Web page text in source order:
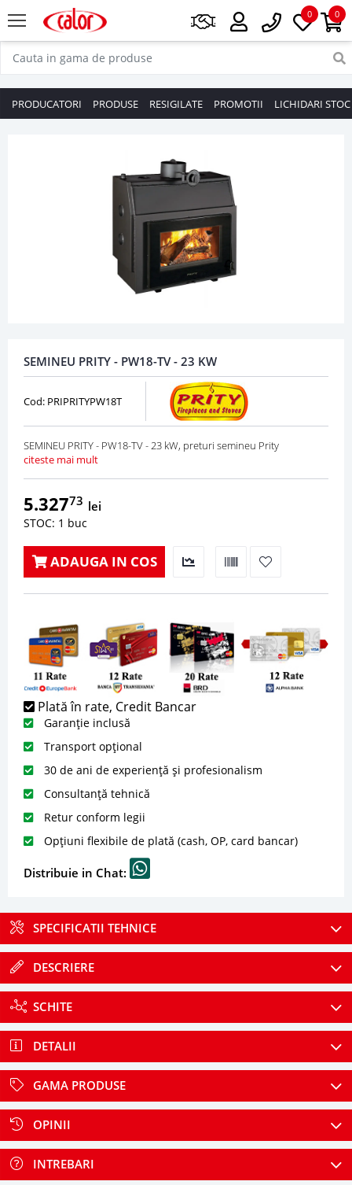
0
0
PRODUCATORI PRODUSE RESIGILATE PROMOTII LICHIDARI STOC
SEMINEU PRITY - PW18-TV - 23 KW
Cod: PRIPRITYPW18T
SEMINEU PRITY - PW18-TV - 23 kW, preturi semineu Prity
citeste mai mult
5.32773 lei
STOC: 1 buc
ADAUGA IN COS
Plată în rate, Credit Bancar
Garanție inclusă
Transport opțional
30 de ani de experiență și profesionalism
Consultanță tehnică
Retur conform legii
Opțiuni flexibile de plată (cash, OP, card bancar)
Distribuie in Chat:
SPECIFICATII TEHNICE
DESCRIERE
SCHITE
DETALII
GAMA PRODUSE
OPINII
INTREBARI